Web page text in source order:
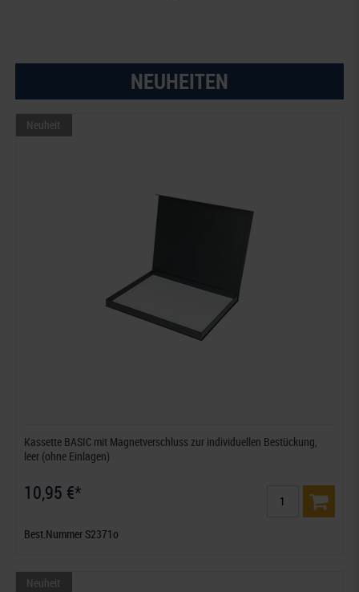
NEUHEITEN
Neuheit
Kassette BASIC mit Magnetverschluss zur individuellen Bestückung,
leer (ohne Einlagen)
10,95 €*
Best.Nummer S2371o
Neuheit